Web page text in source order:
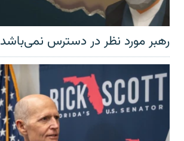
رهبر مورد نظر در دسترس نمی‌باشد